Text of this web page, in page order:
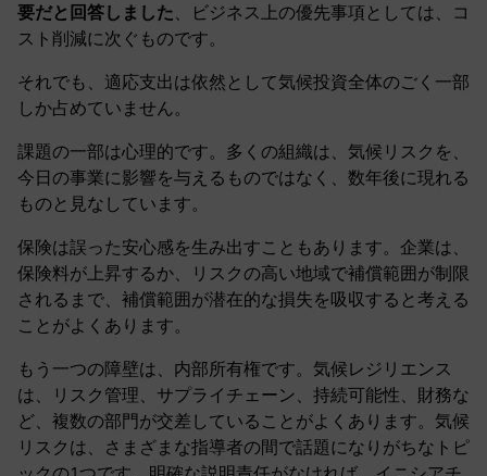
要だと回答しました 、ビジネス上の優先事項としては、コ
スト削減に次ぐものです。
それでも、適応支出は依然として気候投資全体のごく一部
しか占めていません。
課題の一部は心理的です。多くの組織は、気候リスクを、
今日の事業に影響を与えるものではなく、数年後に現れる
ものと見なしています。
保険は誤った安心感を生み出すこともあります。企業は、
保険料が上昇するか、リスクの高い地域で補償範囲が制限
されるまで、補償範囲が潜在的な損失を吸収すると考える
ことがよくあります。
もう一つの障壁は、内部所有権です。気候レジリエンス
は、リスク管理、サプライチェーン、持続可能性、財務な
ど、複数の部門が交差していることがよくあります。気候
リスクは、さまざまな指導者の間で話題になりがちなトピ